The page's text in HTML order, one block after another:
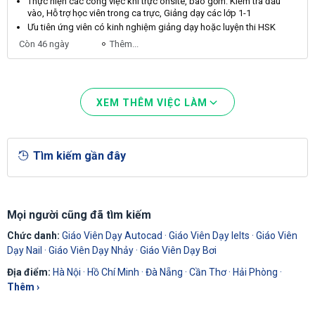
vào, Hỗ trợ học viên trong ca trực, Giảng dạy các lớp 1-1
Ưu tiên ứng viên có kinh nghiệm giảng dạy hoặc luyện thi HSK
Còn 46 ngày
Thêm...
XEM THÊM VIỆC LÀM
Tìm kiếm gần đây
Mọi người cũng đã tìm kiếm
Chức danh: Giáo Viên Dạy Autocad · Giáo Viên Dạy Ielts · Giáo Viên
Dạy Nail · Giáo Viên Dạy Nhảy· Giáo Viên Dạy Bơi
Địa điểm: Hà Nội · Hồ Chí Minh · Đà Nẵng · Cần Thơ· Hải Phòng ·
Thêm ›